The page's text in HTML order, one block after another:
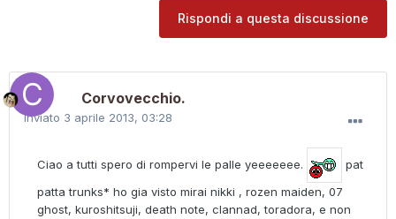
Rispondi a questa discussione
Corvovecchio.
Inviato 3 aprile 2013, 03:28
Ciao a tutti spero di rompervi le palle yeeeeeee.
pat
patta trunks* ho gia visto mirai nikki , rozen maiden, 07
ghost, kuroshitsuji, death note, clannad, toradora, e non